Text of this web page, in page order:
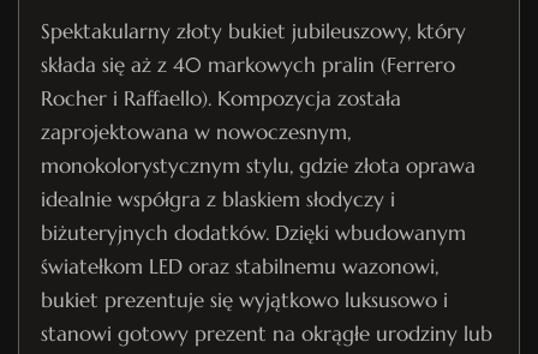
Spektakularny złoty bukiet jubileuszowy, który
składa się aż z 40 markowych pralin (Ferrero
Rocher i Raffaello). Kompozycja została
zaprojektowana w nowoczesnym,
monokolorystycznym stylu, gdzie złota oprawa
idealnie współgra z blaskiem słodyczy i
biżuteryjnych dodatków. Dzięki wbudowanym
światełkom LED oraz stabilnemu wazonowi,
bukiet prezentuje się wyjątkowo luksusowo i
stanowi gotowy prezent na okrągłe urodziny lub